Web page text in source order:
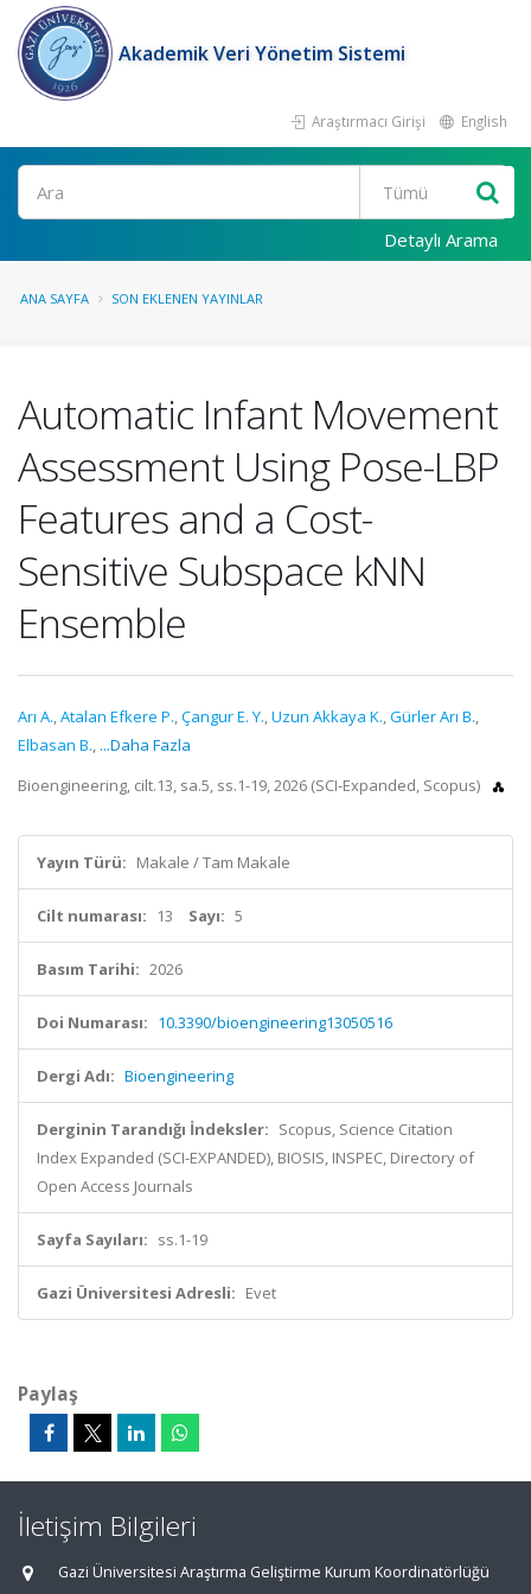
Akademik Veri Yönetim Sistemi
Araştırmacı Girişi English
Ara
Detaylı Arama
ANA SAYFA SON EKLENEN YAYINLAR
Automatic Infant Movement
Assessment Using Pose-LBP
Features and a Cost-
Sensitive Subspace kNN
Ensemble
Arı A.,Atalan Efkere P.,Çangur E. Y.,Uzun Akkaya K.,Gürler Arı B.,
Elbasan B., ...Daha Fazla
Bioengineering, cilt.13, sa.5, ss.1-19, 2026 (SCI-Expanded, Scopus)
Yayın Türü: Makale / Tam Makale
Cilt numarası: 13 Sayı: 5
Basım Tarihi: 2026
Doi Numarası: 10.3390/bioengineering13050516
Dergi Adı: Bioengineering
Derginin Tarandığı İndeksler: Scopus, Science Citation
Index Expanded (SCI-EXPANDED), BIOSIS, INSPEC, Directory of
Open Access Journals
Sayfa Sayıları: ss.1-19
Gazi Üniversitesi Adresli: Evet
Paylaş
İletişim Bilgileri
Gazi Üniversitesi Araştırma Geliştirme Kurum Koordinatörlüğü